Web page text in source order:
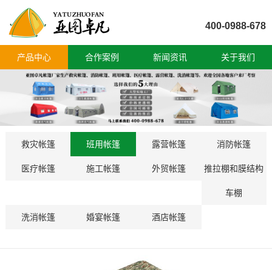
400-0988-678
产品中心 合作案例 新闻资讯 关于我们
救灾帐篷 班用帐篷 露营帐篷 消防帐篷
医疗帐篷 施工帐篷 外贸帐篷 推拉棚和膜结构
车棚
洗消帐篷 婚宴帐篷 酒店帐篷